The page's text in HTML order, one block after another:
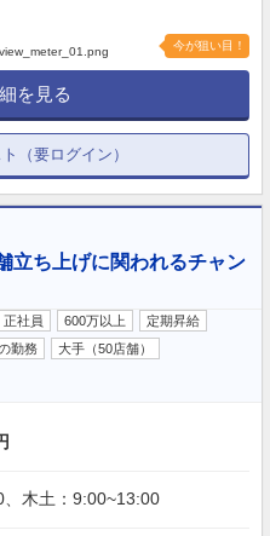
今が狙い目！
を見る
（要ログイン）
立ち上げに関われるチャン
正社員 600万以上
定期昇給
勤務
大手（50店舗）
、木土：9:00~13:00